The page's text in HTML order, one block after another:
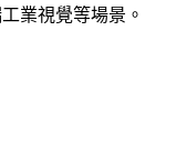
業視覺等場景。